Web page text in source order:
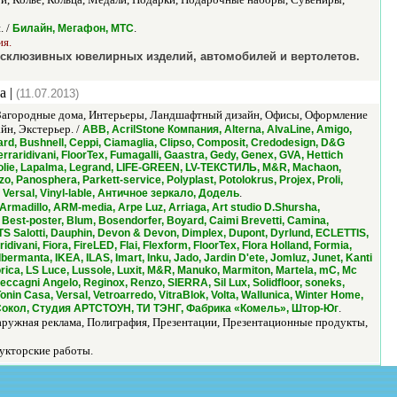
/ Билайн, Мегафон, МТС.
ювелирных изделий, автомобилей и вертолетов.
| (11.07.2013)
дома, Интерьеры, Ландшафтный дизайн, Офисы, Оформление
Экстерьер. / ABB, AcrilStone Компания, Alterna, AlvaLine, Amigo,
Bushnell, Ceppi, Ciamaglia, Clipso, Composit, Credodesign, D&G
FloorTex, Fumagalli, Gaastra, Gedy, Genex, GVA, Hettich
Lapalma, Legrand, LIFE-GREEN, LV-ТЕКСТИЛЬ, M&R, Machaon,
Panosphera, Parkett-service, Polyplast, Potolokrus, Projex, Proli,
Vinyl-lable, Античное зеркало, Додель.
ARM-media, Arpe Luz, Arriaga, Art studio D.Shursha,
poster, Blum, Bosendorfer, Boyard, Caimi Brevetti, Camina,
Salotti, Dauphin, Devon & Devon, Dimplex, Dupont, Dyrlund, ECLETTIS,
Fiora, FireLED, Flai, Flexform, FloorTex, Flora Holland, Formia,
IKEA, ILAS, Imart, Inku, Jado, Jardin D'ete, Jomluz, Junet, Kanti
LS Luce, Lussole, Luxit, M&R, Manuko, Marmiton, Martela, mC, Mc
Angelo, Reginox, Renzo, SIERRA, Sil Lux, Solidfloor, soneks,
Casa, Versal, Vetroarredo, VitraBlok, Volta, Wallunica, Winter Home,
Студия АРТСТОУН, ТИ ТЭНГ, Фабрика «Комель», Штор-Юг.
реклама, Полиграфия, Презентации, Презентационные продукты,
работы.